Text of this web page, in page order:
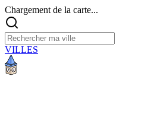
Chargement de la carte...
VILLES